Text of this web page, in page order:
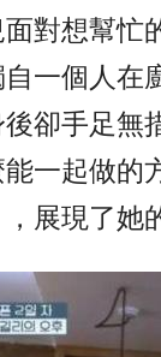
對想幫忙
自一個人在
後卻手足無
一起做的
展現了她